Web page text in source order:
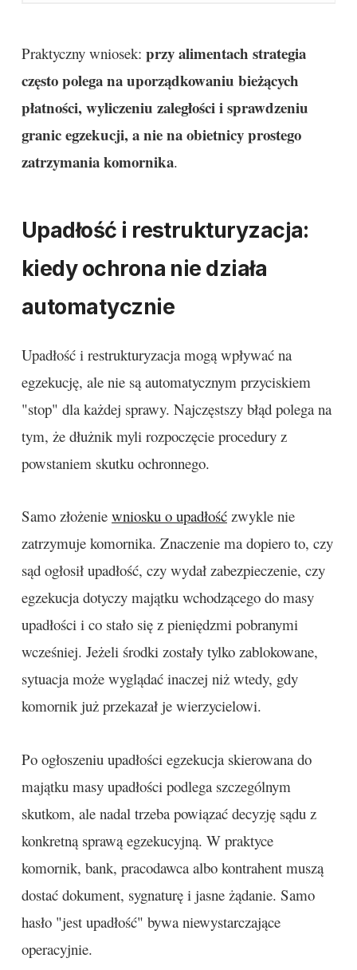
Praktyczny wniosek: przy alimentach strategia
często polega na uporządkowaniu bieżących
płatności, wyliczeniu zaległości i sprawdzeniu
granic egzekucji, a nie na obietnicy prostego
zatrzymania komornika.
Upadłość i restrukturyzacja:
kiedy ochrona nie działa
automatycznie
Upadłość i restrukturyzacja mogą wpływać na
egzekucję, ale nie są automatycznym przyciskiem
"stop" dla każdej sprawy. Najczęstszy błąd polega na
tym, że dłużnik myli rozpoczęcie procedury z
powstaniem skutku ochronnego.
Samo złożenie wniosku o upadłość zwykle nie
zatrzymuje komornika. Znaczenie ma dopiero to, czy
sąd ogłosił upadłość, czy wydał zabezpieczenie, czy
egzekucja dotyczy majątku wchodzącego do masy
upadłości i co stało się z pieniędzmi pobranymi
wcześniej. Jeżeli środki zostały tylko zablokowane,
sytuacja może wyglądać inaczej niż wtedy, gdy
komornik już przekazał je wierzycielowi.
Po ogłoszeniu upadłości egzekucja skierowana do
majątku masy upadłości podlega szczególnym
skutkom, ale nadal trzeba powiązać decyzję sądu z
konkretną sprawą egzekucyjną. W praktyce
komornik, bank, pracodawca albo kontrahent muszą
dostać dokument, sygnaturę i jasne żądanie. Samo
hasło "jest upadłość" bywa niewystarczające
operacyjnie.